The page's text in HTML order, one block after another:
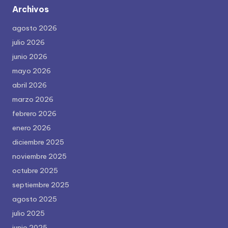
Archivos
agosto 2026
julio 2026
junio 2026
mayo 2026
abril 2026
marzo 2026
febrero 2026
enero 2026
diciembre 2025
noviembre 2025
octubre 2025
septiembre 2025
agosto 2025
julio 2025